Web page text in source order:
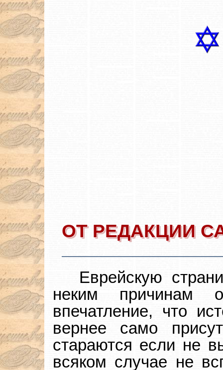
ОТ РЕДАКЦИИ
Еврейскую
неким причинам
впечатление, что
вернее само
стараются если не
всяком случае не